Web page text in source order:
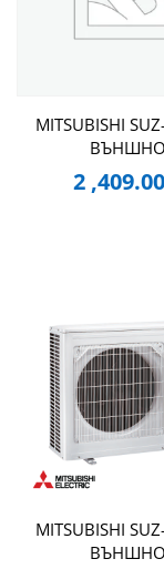
MITSUBISHI
ВЪНШНО
2 ,409.00
MITSUBISHI
ВЪНШНО